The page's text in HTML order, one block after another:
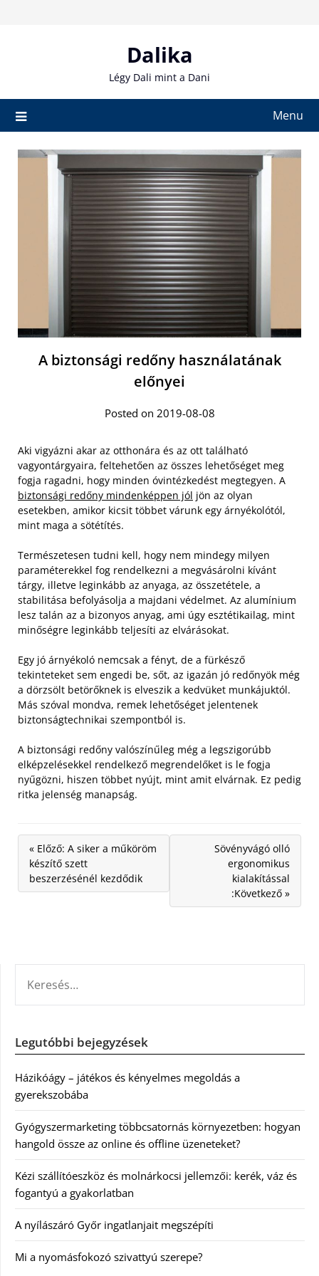
Dalika
Légy Dali mint a Dani
Menu
A biztonsági redőny használatának
előnyei
Posted on 2019-08-08
Aki vigyázni akar az otthonára és az ott található
vagyontárgyaira, feltehetően az összes lehetőséget meg
fogja ragadni, hogy minden óvintézkedést megtegyen. A
biztonsági redőny mindenképpen jól jön az olyan
esetekben, amikor kicsit többet várunk egy árnyékolótól,
mint maga a sötétítés.
Természetesen tudni kell, hogy nem mindegy milyen
paraméterekkel fog rendelkezni a megvásárolni kívánt
tárgy, illetve leginkább az anyaga, az összetétele, a
stabilitása befolyásolja a majdani védelmet. Az alumínium
lesz talán az a bizonyos anyag, ami úgy esztétikailag, mint
minőségre leginkább teljesíti az elvárásokat.
Egy jó árnyékoló nemcsak a fényt, de a fürkésző
tekinteteket sem engedi be, sőt, az igazán jó redőnyök még
a dörzsölt betörőknek is elveszik a kedvüket munkájuktól.
Más szóval mondva, remek lehetőséget jelentenek
biztonságtechnikai szempontból is.
A biztonsági redőny valószínűleg még a legszigorúbb
elképzelésekkel rendelkező megrendelőket is le fogja
nyűgözni, hiszen többet nyújt, mint amit elvárnak. Ez pedig
ritka jelenség manapság.
« Előző: A siker a műköröm
készítő szett
beszerzésénél kezdődik
Sövényvágó olló
ergonomikus
kialakítással
:Következő »
Legutóbbi bejegyzések
Házikóágy – játékos és kényelmes megoldás a
gyerekszobába
Gyógyszermarketing többcsatornás környezetben: hogyan
hangold össze az online és offline üzeneteket?
Kézi szállítóeszköz és molnárkocsi jellemzői: kerék, váz és
fogantyú a gyakorlatban
A nyílászáró Győr ingatlanjait megszépíti
Mi a nyomásfokozó szivattyú szerepe?